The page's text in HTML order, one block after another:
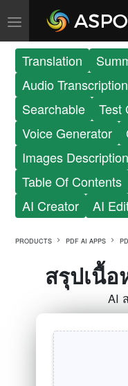
Translation
Audio Transcription
Searchable
Test
Voice Generator
Images Description
Table Of Contents
AI Creator
AI
PRODUCTS PDF AI APPS
สรุปเนื้อ
AI